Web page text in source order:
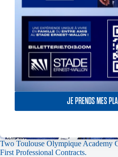
JE PRENDS MES
Two Toulouse Olympique Academy
First Professional Contracts.